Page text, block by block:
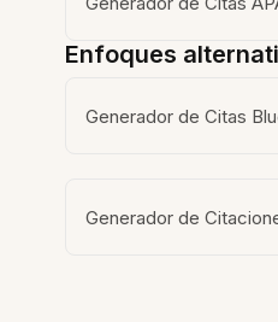
Enfoques
Generador de Citas
Generador de